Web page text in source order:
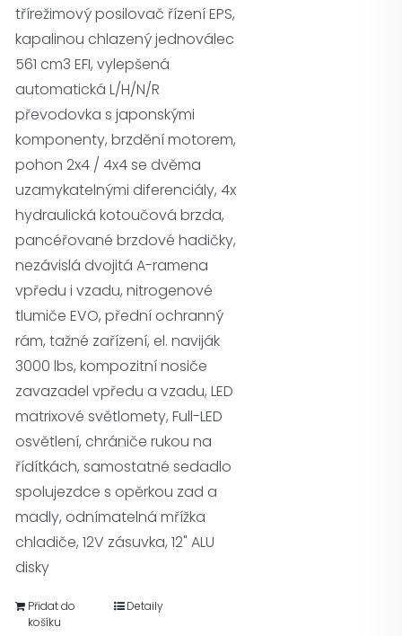
třírežimový posilovač řízení EPS,
kapalinou chlazený jednoválec
561 cm3 EFI, vylepšená
automatická L/H/N/R
převodovka s japonskými
komponenty, brzdění motorem,
pohon 2x4 / 4x4 se dvěma
uzamykatelnými diferenciály, 4x
hydraulická kotoučová brzda,
pancéřované brzdové hadičky,
nezávislá dvojitá A-ramena
vpředu i vzadu, nitrogenové
tlumiče EVO, přední ochranný
rám, tažné zařízení, el. naviják
3000 lbs, kompozitní nosiče
zavazadel vpředu a vzadu, LED
matrixové světlomety, Full-LED
osvětlení, chrániče rukou na
řídítkách, samostatné sedadlo
spolujezdce s opěrkou zad a
madly, odnímatelná mřížka
chladiče, 12V zásuvka, 12" ALU
disky
Přidat do
košíku
Detaily